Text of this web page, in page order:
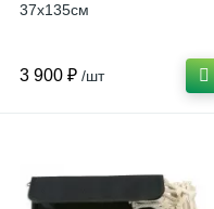
37x135см
3 900 ₽ /шт